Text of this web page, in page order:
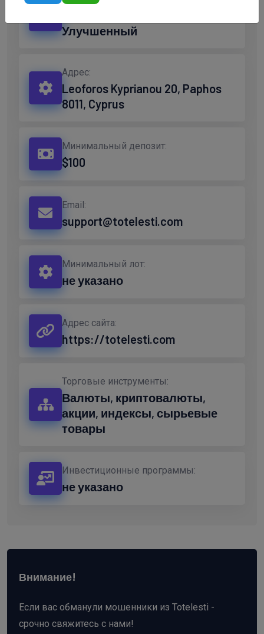
Улучшенный
Адрес:
Leoforos Kyprianou 20, Paphos
8011, Cyprus
Минимальный депозит:
$100
Email:
support@totelesti.com
Минимальный лот:
не указано
Адрес сайта:
https://totelesti.com
Торговые инструменты:
Валюты, криптовалюты,
акции, индексы, сырьевые
товары
Инвестиционные программы:
не указано
Внимание!
Если вас обманули мошенники из Totelesti -
срочно свяжитесь с нами!